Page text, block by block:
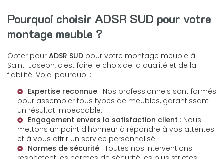
Pourquoi choisir ADSR SUD pour votre
montage meuble ?
Opter pour ADSR SUD pour votre montage meuble à
Saint-Joseph, c'est faire le choix de la qualité et de la
fiabilité. Voici pourquoi :
Expertise reconnue : Nos professionnels sont formés
pour assembler tous types de meubles, garantissant
un résultat impeccable.
Engagement envers la satisfaction client : Nous
mettons un point d'honneur à répondre à vos attentes
et à vous offrir un service personnalisé.
Normes de sécurité : Toutes nos interventions